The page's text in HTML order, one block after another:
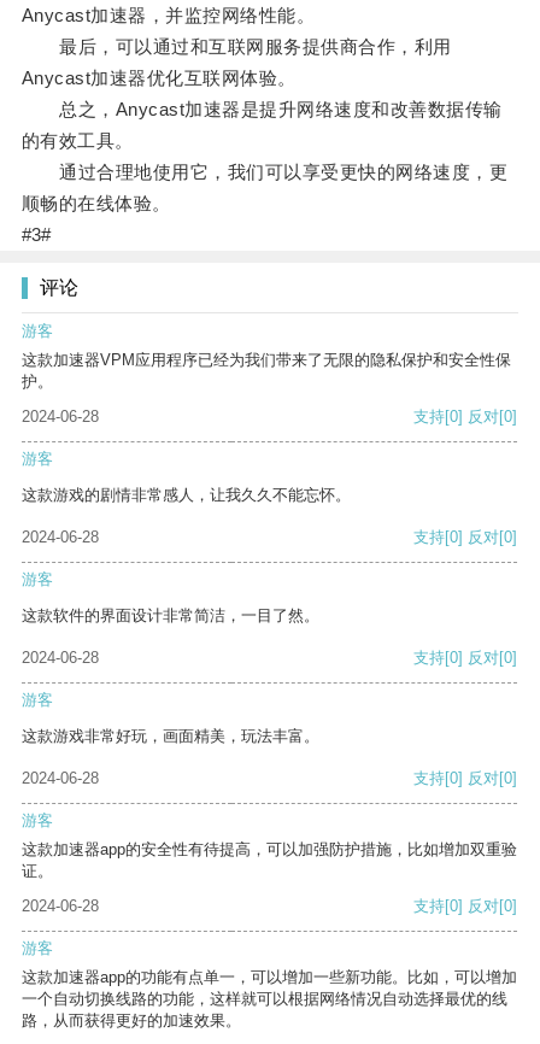
Anycast加速器，并监控网络性能。
最后，可以通过和互联网服务提供商合作，利用
Anycast加速器优化互联网体验。
总之，Anycast加速器是提升网络速度和改善数据传输
的有效工具。
通过合理地使用它，我们可以享受更快的网络速度，更
顺畅的在线体验。
#3#
评论
游客
这款加速器VPM应用程序已经为我们带来了无限的隐私保护和安全性保
护。
2024-06-28
支持[0] 反对[0]
游客
这款游戏的剧情非常感人，让我久久不能忘怀。
2024-06-28 支持[0] 反对[0]
游客
这款软件的界面设计非常简洁，一目了然。
2024-06-28 支持[0] 反对[0]
游客
这款游戏非常好玩，画面精美，玩法丰富。
2024-06-28 支持[0] 反对[0]
游客
这款加速器app的安全性有待提高，可以加强防护措施，比如增加双重验
证。
2024-06-28
支持[0] 反对[0]
游客
这款加速器app的功能有点单一，可以增加一些新功能。比如，可以增加
一个自动切换线路的功能，这样就可以根据网络情况自动选择最优的线
路，从而获得更好的加速效果。